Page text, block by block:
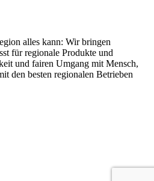
alles kann: Wir bringen
für regionale Produkte und
und fairen Umgang mit Mensch,
den besten regionalen Betrieben